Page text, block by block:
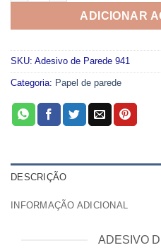
ADICIONAR
SKU: Adesivo de Parede 941
Categoria: Papel de parede
DESCRIÇÃO
INFORMAÇÃO ADICIONAL
ADESIVO